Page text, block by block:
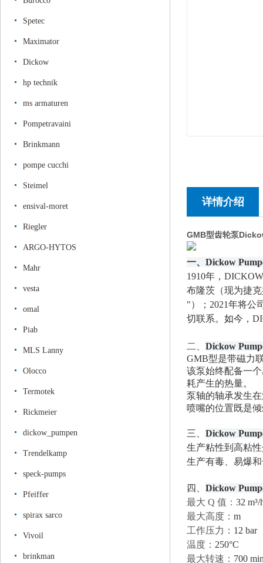
Spetec
Maximator
Dickow
hp technik
ms armaturen
Pompetravaini
Brinkmann
pompe cucchi
Steimel
ensival-moret
Riegler
ARGO-HYTOS
Mahr
vesta
omal
Piab
MLS Lanny
Olocco
Termotek
Rickmeier
dickow_pumpen
Trendelkamp
speck-pumps
Pfeiffer
spirax sarco
Vivoil
brinkman
详情介绍
GMB型齿轮泵
一、 Dickow
1910年，
布隆茨（现为捷
"）
； 2021年将公
切联系。 如今，
二、 Dickow
GMB型是带磁力
该泵始终配备一
耗产生的热量。
泵轴的轴承发生
喷嘴的位置既是
三、 Dickow
生产粘性到高粘
生产有毒、易爆
四、 Dickow
最大 Q 值： 32 m³/
最大高度： m
工作压力： 12 bar
温度： 250°C
最大转速： 700